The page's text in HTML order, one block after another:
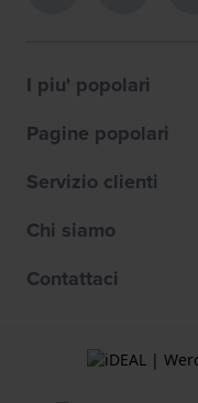
I piu' popolari
Pagine popolari
Servizio clienti
Chi siamo
Contattaci